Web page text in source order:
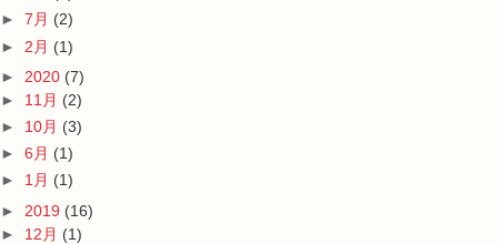
► 7月 (2)
► 2月 (1)
► 2020 (7)
► 11月 (2)
► 10月 (3)
► 6月 (1)
► 1月 (1)
► 2019 (16)
► 12月 (1)